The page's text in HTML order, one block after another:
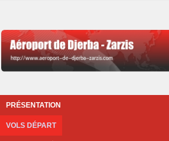
PRÉSENTATION
VOLS DÉPART